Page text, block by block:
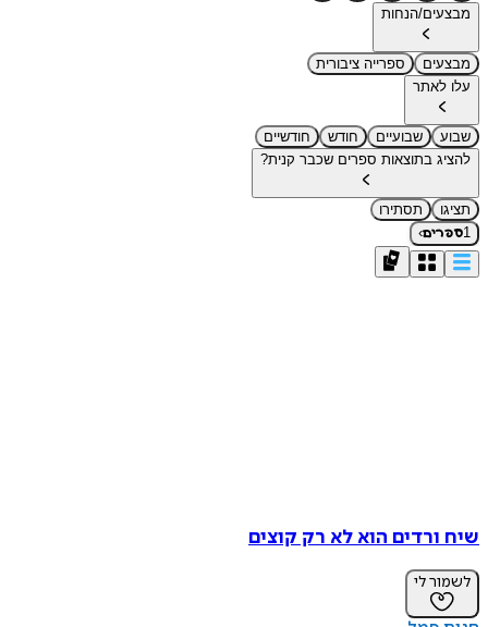
מבצעים/הנחות
מבצעים
ספרייה ציבורית
עלו לאתר
שבוע שבועיים חודש
חודשיים
להציג בתוצאות ספרים שכבר קנית?
תציגו
תסתירו
1ספרים›
שיח ורדים הוא לא רק קוצים
לשמור לי